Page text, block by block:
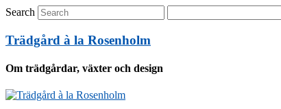
Search
Trädgård à la Rosenholm
Om trädgårdar, växter och design